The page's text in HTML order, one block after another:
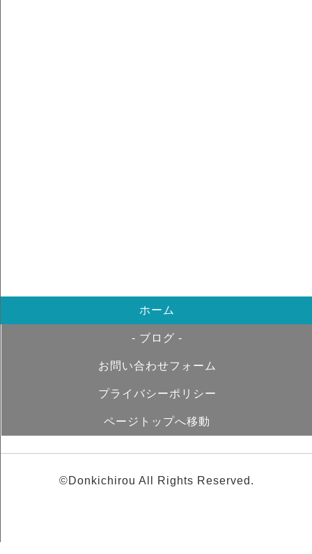
ホーム
- ブログ -
お問い合わせフォーム
プライバシーポリシー
ページトップへ移動
©Donkichirou All Rights Reserved.